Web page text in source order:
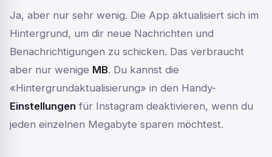
Ja, aber nur sehr wenig. Die App aktualisiert sich im
Hintergrund, um dir neue Nachrichten und
Benachrichtigungen zu schicken. Das verbraucht
aber nur wenige MB. Du kannst die
«Hintergrundaktualisierung» in den Handy-
Einstellungen für Instagram deaktivieren, wenn du
jeden einzelnen Megabyte sparen möchtest.